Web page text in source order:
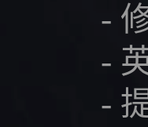
- 修
- 英
- 提